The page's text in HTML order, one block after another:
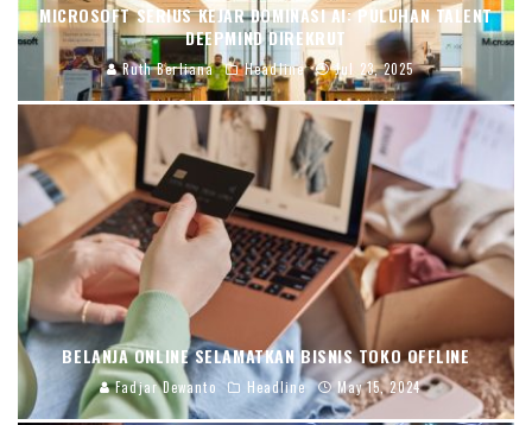
MICROSOFT SERIUS KEJAR DOMINASI AI: PULUHAN TALENT
DEEPMIND DIREKRUT
Ruth Berliana Headline Jul 23, 2025
BELANJA ONLINE SELAMATKAN BISNIS TOKO OFFLINE
Fadjar Dewanto Headline May 15, 2024